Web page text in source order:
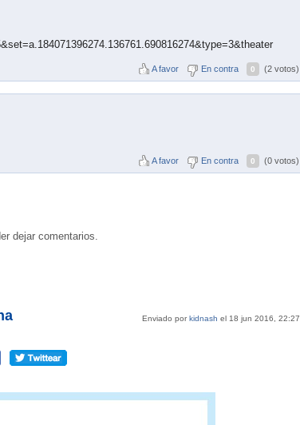
A favor En contra 0 (2 votos)
A favor En contra 0 (0 votos)
dejar comentarios.
Enviado porkidnash el 18 jun 2016, 22:27